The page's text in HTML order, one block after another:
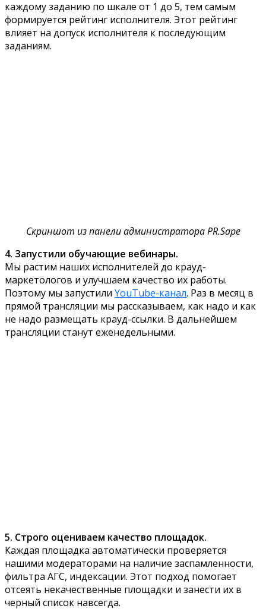
каждому заданию по шкале от 1 до 5, тем самым
формируется рейтинг исполнителя. Этот рейтинг
влияет на допуск исполнителя к последующим
заданиям.
Скриншот из панели администратора PR.Sape
4. Запустили обучающие вебинары.
Мы растим наших исполнителей до крауд-
маркетологов и улучшаем качество их работы.
Поэтому мы запустили YouTube-канал. Раз в месяц в
прямой трансляции мы рассказываем, как надо и как
не надо размещать крауд-ссылки. В дальнейшем
трансляции станут еженедельными.
5. Строго оцениваем качество площадок.
Каждая площадка автоматически проверяется
нашими модераторами на наличие заспамленности,
фильтра АГС, индексации. Этот подход помогает
отсеять некачественные площадки и занести их в
черный список навсегда.